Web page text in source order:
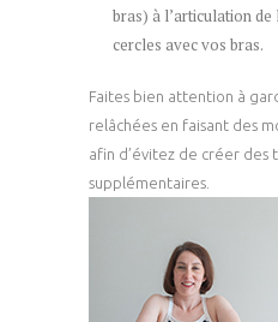
bras) à l’articulation de
cercles avec vos bras.
Faites bien attention à
relâchées en faisant des
afin d’évitez de créer des
supplémentaires.